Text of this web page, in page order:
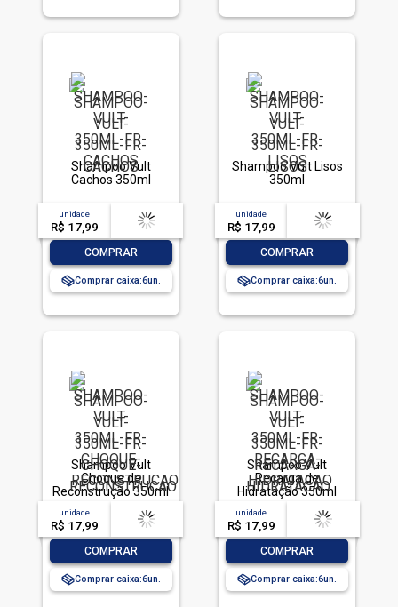
Shampoo Vult
Cachos 350ml
unidade
R$ 17,99
acima de
-- --,--un.
COMPRAR
Comprar caixa:6
Shampoo Vult Lisos
350ml
unidade
R$ 17,99
acima de
-- --,--un.
COMPRAR
Comprar caixa:6
Shampoo Vult
Choque de
Reconstrução 350ml
unidade
R$ 17,99
acima de
-- --,--un.
COMPRAR
Comprar caixa:6
Shampoo Vult
Recarga de
Hidratação 350ml
unidade
R$ 17,99
acima de
-- --,--un.
COMPRAR
Comprar caixa:6